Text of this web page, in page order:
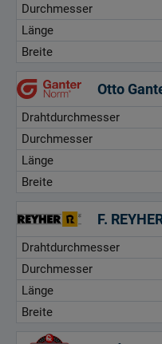
Durchmesser
Länge
Breite
Drahtdurchmesser
Durchmesser
Länge
Breite
Drahtdurchmesser
Durchmesser
Länge
Breite